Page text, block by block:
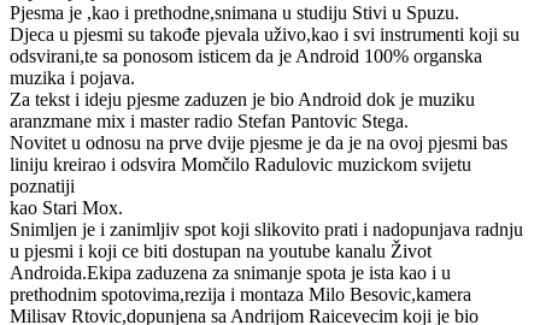
Pjesma je ,kao i prethodne,snimana u studiju Stivi u Spuzu.
Djeca u pjesmi su takođe pjevala uživo,kao i svi instrumenti koji su
odsvirani,te sa ponosom isticem da je Android 100% organska
muzika i pojava.
Za tekst i ideju pjesme zaduzen je bio Android dok je muziku
aranzmane mix i master radio Stefan Pantovic Stega.
Novitet u odnosu na prve dvije pjesme je da je na ovoj pjesmi bas
liniju kreirao i odsvira Momčilo Radulovic muzickom svijetu
poznatiji
kao Stari Mox.
Snimljen je i zanimljiv spot koji slikovito prati i nadopunjava radnju
u pjesmi i koji ce biti dostupan na youtube kanalu Život
Androida.Ekipa zaduzena za snimanje spota je ista kao i u
prethodnim spotovima,rezija i montaza Milo Besovic,kamera
Milisav Rtovic,dopunjena sa Andrijom Raicevecim koji je bio